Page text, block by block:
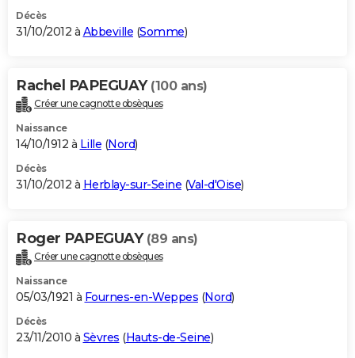
Décès
31/10/2012 à Abbeville (Somme)
Rachel PAPEGUAY (100 ans)
Créer une cagnotte obsèques
Naissance
14/10/1912 à Lille (Nord)
Décès
31/10/2012 à Herblay-sur-Seine (Val-d'Oise)
Roger PAPEGUAY (89 ans)
Créer une cagnotte obsèques
Naissance
05/03/1921 à Fournes-en-Weppes (Nord)
Décès
23/11/2010 à Sèvres (Hauts-de-Seine)